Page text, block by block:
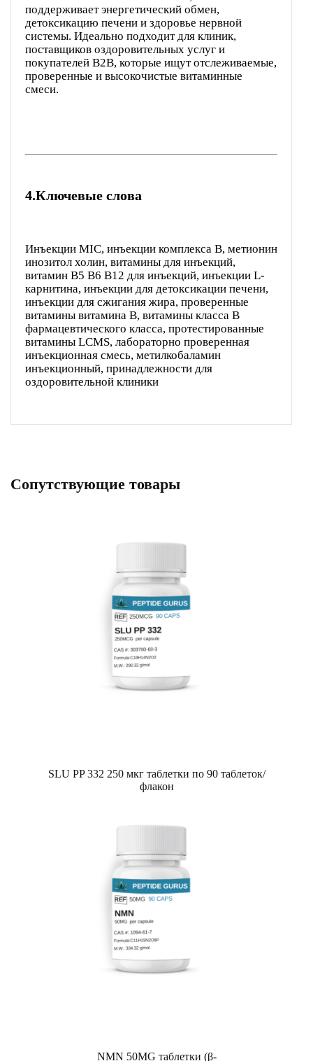
поддерживает энергетический обмен,
детоксикацию печени и здоровье нервной
системы. Идеально подходит для клиник,
поставщиков оздоровительных услуг и
покупателей B2B, которые ищут отслеживаемые,
проверенные и высокочистые витаминные
смеси.
4.Ключевые слова
Инъекции MIC, инъекции комплекса B, метионин
инозитол холин, витамины для инъекций,
витамин B5 B6 B12 для инъекций, инъекции L-
карнитина, инъекции для детоксикации печени,
инъекции для сжигания жира, проверенные
витамины витамина B, витамины класса B
фармацевтического класса, протестированные
витамины LCMS, лабораторно проверенная
инъекционная смесь, метилкобаламин
инъекционный, принадлежности для
оздоровительной клиники
Сопутствующие товары
SLU PP 332 250 мкг таблетки по 90 таблеток/
флакон
NMN 50MG таблетки (β-